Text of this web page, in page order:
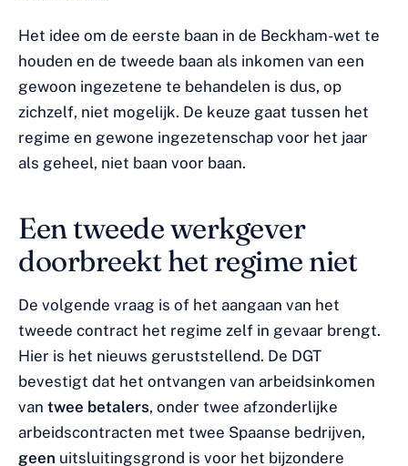
Het idee om de eerste baan in de Beckham-wet te
houden en de tweede baan als inkomen van een
gewoon ingezetene te behandelen is dus, op
zichzelf, niet mogelijk. De keuze gaat tussen het
regime en gewone ingezetenschap voor het jaar
als geheel, niet baan voor baan.
Een tweede werkgever
doorbreekt het regime niet
De volgende vraag is of het aangaan van het
tweede contract het regime zelf in gevaar brengt.
Hier is het nieuws geruststellend. De DGT
bevestigt dat het ontvangen van arbeidsinkomen
van twee betalers, onder twee afzonderlijke
arbeidscontracten met twee Spaanse bedrijven,
geen uitsluitingsgrond is voor het bijzondere